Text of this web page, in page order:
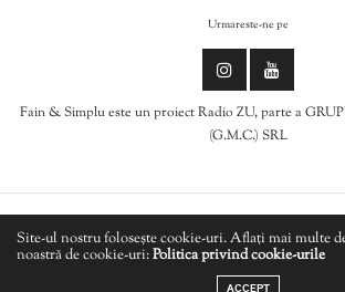
Urmareste-ne pe
Fain & Simplu este un proiect Radio ZU, parte a
(G.M.C.) SRL
Politica de cookies
Politică de confidențialitate
Site-ul nostru folosește cookie-uri. Aflați mai multe
noastră de cookie-uri:Politica privind cookie-urile
ACCEPT